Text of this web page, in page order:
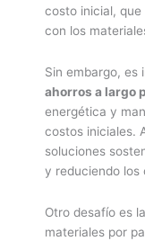
costo inicial,
con los
Sin embargo, es
ahorros a largo
energética y
costos iniciales.
soluciones
y reduciendo los
Otro desafío es la
materiales por